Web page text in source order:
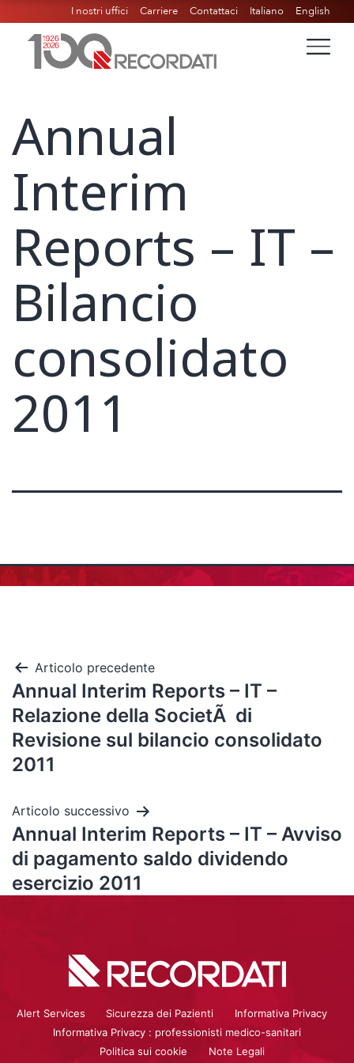
I nostri uffici Carriere Contattaci Italiano English
Annual
Interim
Reports – IT –
Bilancio
consolidato
2011
Articolo precedente
Annual Interim Reports – IT –
Relazione della SocietÃ di
Revisione sul bilancio consolidato
2011
Articolo successivo
Annual Interim Reports – IT – Avviso
di pagamento saldo dividendo
esercizio 2011
Alert Services Sicurezza dei Pazienti
Informativa Privacy
Informativa Privacy : professionisti medico-sanitari
Politica sui cookie
Note Legali